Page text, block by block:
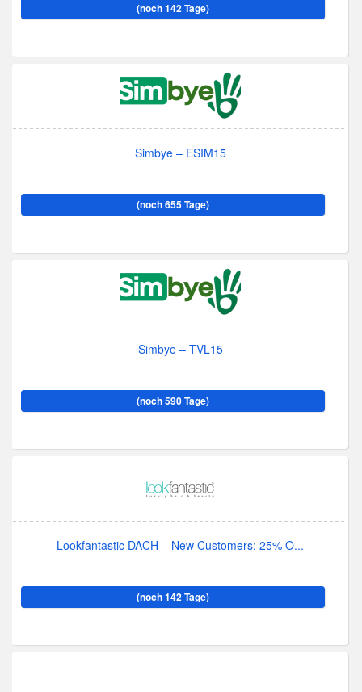
(noch 142 Tage)
Simbye – ESIM15
(noch 655 Tage)
Simbye – TVL15
(noch 590 Tage)
Lookfantastic DACH – New Customers: 25% O...
(noch 142 Tage)